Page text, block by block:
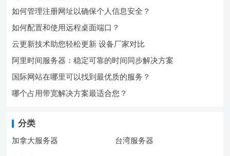
如何管理注册网址以确保个人信息安全？
如何配置和使用远程桌面端口？
云更新技术助您轻松更新 设备厂家对比
阿里时间服务器：稳定可靠的时间同步解决方案
国际网站在哪里可以找到最优质的服务？
哪个占用带宽解决方案最适合您？
分类
加拿大服务器 台湾服务器